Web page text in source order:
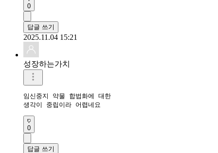
0
답글 쓰기
2025.11.04 15:21
성장하는가치
임신중지 약물 합법화에 대한
생각이 중립이라 어렵네요
0
답글 쓰기